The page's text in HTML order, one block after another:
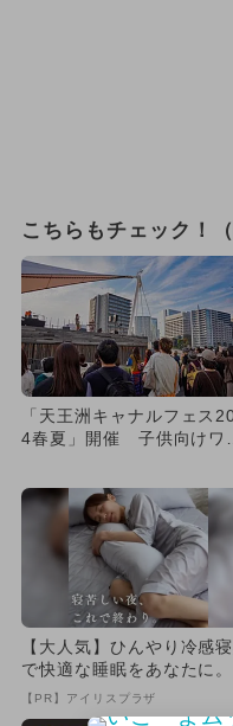
こちらもチェック！（
「天王洲キャナルフェス
4春夏」開催 子供向けワ
【大人気】ひんやり冷感
で快適な睡眠をあなたに。
【PR】アイリスプラザ